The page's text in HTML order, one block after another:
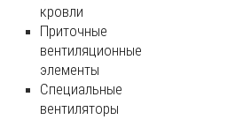
кровли
Приточные
вентиляционные
элементы
Специальные
вентиляторы